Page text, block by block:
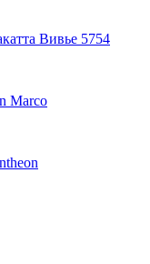
Вивье​​​​ 5754
Marco